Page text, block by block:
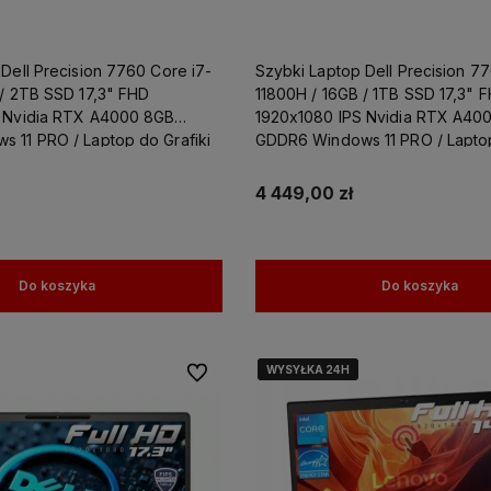
Precision 7760 Core i7-
2TB SSD 17,3" FHD
RTX A4000 8GB
11 PRO / Laptop do Grafiki
Do koszyka
Szybki Laptop Dell Precision
11800H / 16GB / 1TB SSD 17,3"
1920x1080 IPS Nvidia RTX
GDDR6 Windows 11 PRO /
4 449,00 zł
Do koszyka
Do ulubionychWYSYŁKA 24H
WYSYŁKA 24H
WYSYŁKA 24H